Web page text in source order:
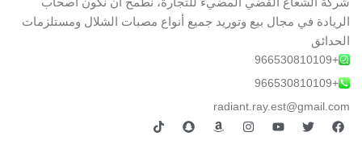
الريادة في مجال بيع وتوريد جميع أنواع مصبات الشلال ومستلزمات
الحدائق
+966530810109
+966530810109
radiant.ray.est@gmail.com